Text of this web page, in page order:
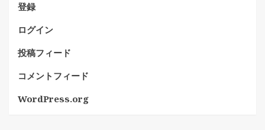
登録
ログイン
投稿フィード
コメントフィード
WordPress.org